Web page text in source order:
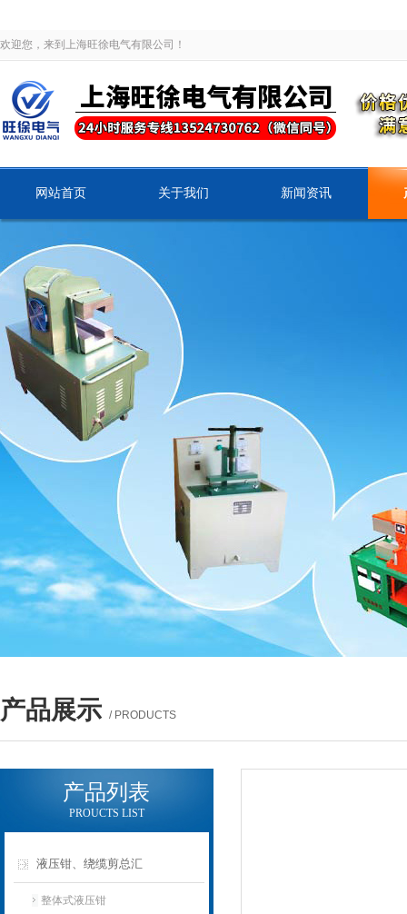
欢迎您，来到上海旺徐电气有限公司！
网站首页 关于我们 新闻资讯
产品展示 / PRODUCTS
产品列表
PROUCTS LIST
液压钳、绕缆剪总汇
整体式液压钳